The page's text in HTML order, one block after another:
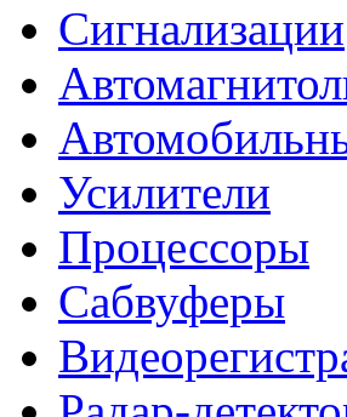
Сигнализации
Усилители
Процессоры
Сабвуферы